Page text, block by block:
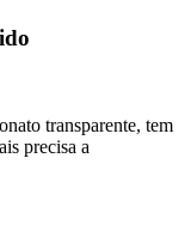
transparente, tem
precisa a